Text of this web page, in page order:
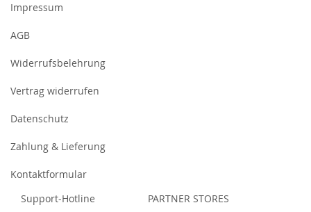
Impressum
AGB
Widerrufsbelehrung
Vertrag widerrufen
Datenschutz
Zahlung & Lieferung
Kontaktformular
Support-Hotline
PARTNER STORES